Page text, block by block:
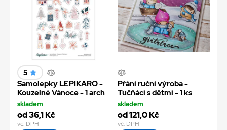
5
Samolepky LEPIKARO -
Kouzelné Vánoce - 1 arch
skladem
od 36,1 Kč
vč. DPH
Přání ruční výroba -
Tučňáci s dětmi - 1 ks
skladem
od 121,0 Kč
vč. DPH